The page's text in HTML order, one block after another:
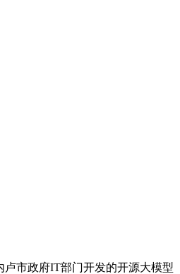
市政府IT部门开发的开源大模型